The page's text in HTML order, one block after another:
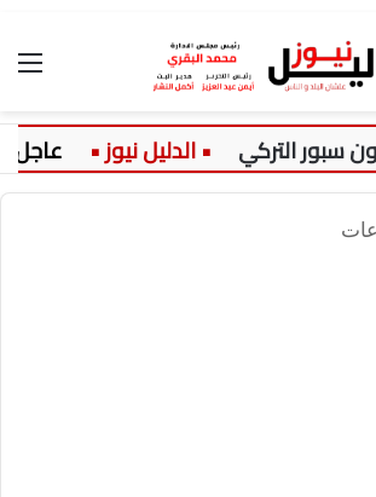
التركي عاجل: